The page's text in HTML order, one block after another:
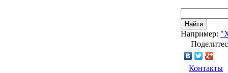
Найти
Например:
Контакты